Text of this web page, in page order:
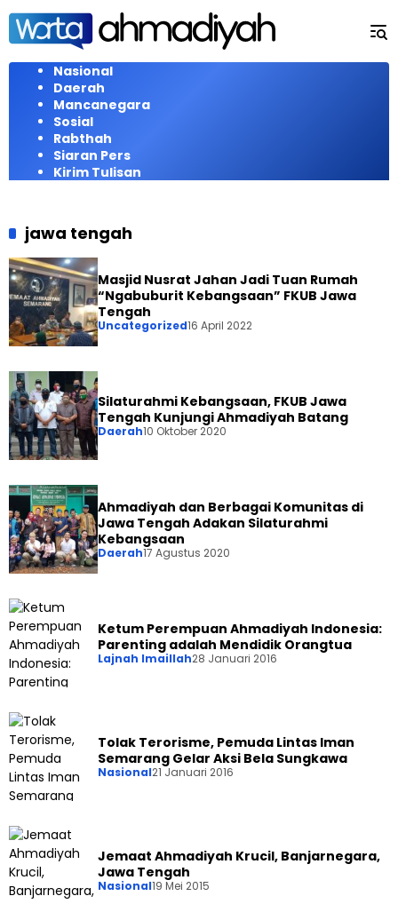
Langsung
konten
Nasional
Daerah
Mancanegara
Sosial
Rabthah
Siaran Pers
Kirim Tulisan
jawa tengah
Masjid Nusrat Jahan Jadi Tuan Rumah
“Ngabuburit Kebangsaan” FKUB Jawa
Tengah
Uncategorized16 April 2022
Silaturahmi Kebangsaan, FKUB Jawa
Tengah Kunjungi Ahmadiyah Batang
Daerah10 Oktober 2020
Ahmadiyah dan Berbagai Komunitas di
Jawa Tengah Adakan Silaturahmi
Kebangsaan
Daerah17 Agustus 2020
Ketum Perempuan Ahmadiyah Indonesia:
Parenting adalah Mendidik Orangtua
Lajnah Imaillah28 Januari 2016
Tolak Terorisme, Pemuda Lintas Iman
Semarang Gelar Aksi Bela Sungkawa
Nasional21 Januari 2016
Jemaat Ahmadiyah Krucil, Banjarnegara,
Jawa Tengah
Nasional19 Mei 2015